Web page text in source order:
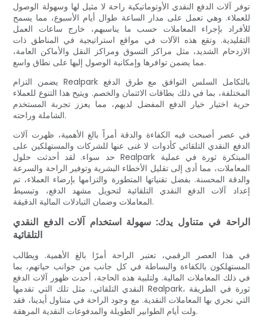
توفر آلات الدفع النقدي الأوتوماتيكية راحة لا مثيل لها وسهولة الوصول
للعملاء. وهي تعمل على مدار الساعة طوال أيام الأسبوع، مما يسمح
للأفراد بإجراء المعاملات حسب ما يناسبهم، خارج ساعات العمل
التقليدية. وتقع هذه الآلات في مواقع استراتيجية في المناطق ذات
الازدحام الشديد، مثل مراكز التسوق ومراكز النقل والأماكن العامة،
مما يضمن توافرها وإمكانية الوصول إليها على نطاق واسع.
يضمن التزام Realpark بالتكامل السلس التوافق مع طرق الدفع
المختلفة، بما في ذلك بطاقات الائتمان والخصم. ويتيح هذا التنوع للعملاء
حرية اختيار خيار الدفع المفضل لديهم، مما يعزز تجربة المستخدم
الشاملة وراحته.
في عصر أصبحت فيه الكفاءة والدقة أمراً بالغ الأهمية، ظهرت آلات
الدفع النقدي التلقائي كأدوات لا غنى عنها للشركات والمستهلكين على
حد سواء. لقد أحدثت حلول Realpark المبتكرة ثورة في عملية
المعاملات، مما أدى إلى تقليل الأخطاء البشرية وتوفير الراحة والسرعة
والدقة المحسنة. بفضل تقنياتها المتطورة والتزامها بإرضاء العملاء، تم
إعداد آلات الدفع النقدي التلقائية لتحويل مشهد الدفع، وتبسيط
المعاملات وضمان التبادلات المالية الدقيقة.
الراحة في متناول يدك: سهولة استخدام آلات الدفع النقدي
التلقائية
في هذا العصر الرقمي، تعتبر الراحة أمرًا بالغ الأهمية. ويطالب
المستهلكون بالكفاءة والبساطة في كل جانب من جوانب حياتهم، بما
في ذلك المعاملات المالية. ولتلبية هذه الحاجة، أحدث ظهور آلات الدفع
النقدي التلقائي، مثل تلك التي تقدمها Realpark، ثورة في الطريقة
التي نجري بها المعاملات النقدية. مع وجود الراحة في متناول أيدينا، فقد
ولت أيام الطوابير الطويلة والمدفوعات النقدية المرهقة.